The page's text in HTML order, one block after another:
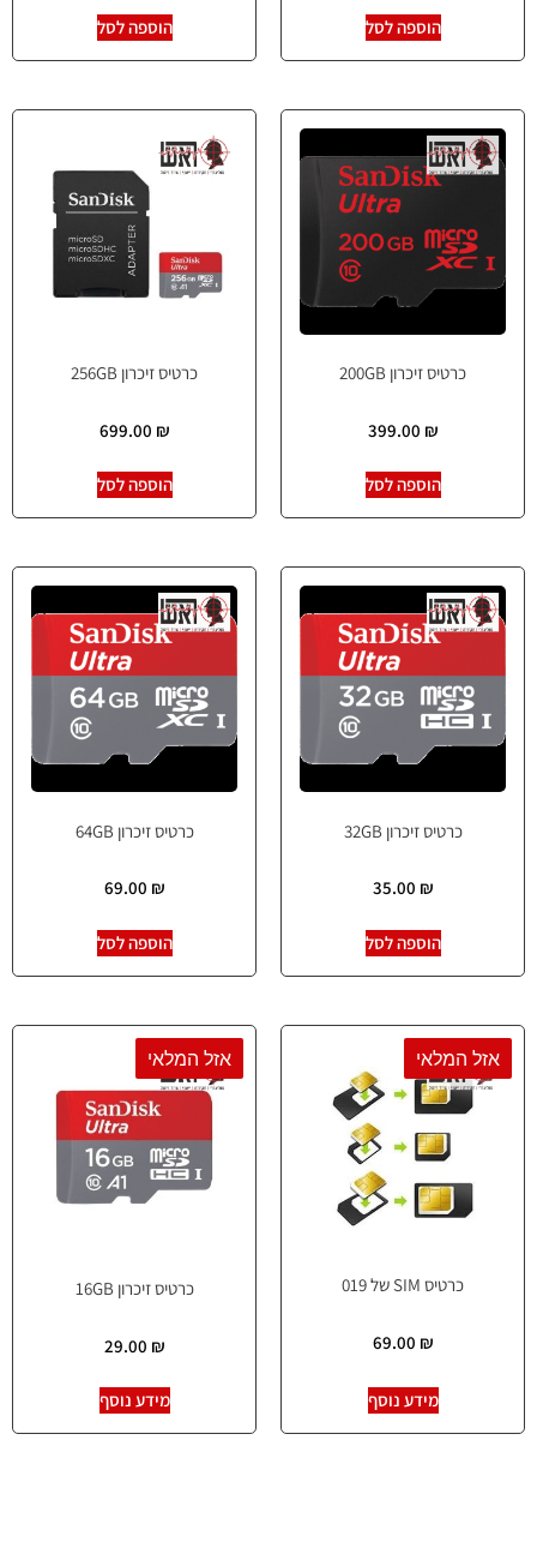
הוספה לסל הוספה לסל
כרטיס זיכרון 200GB
399.00 ₪
הוספה לסל
כרטיס זיכרון 256GB
699.00 ₪
הוספה לסל
כרטיס זיכרון 32GB
35.00 ₪
הוספה לסל
כרטיס זיכרון 64GB
69.00 ₪
הוספה לסל
אזל המלאי
כרטיס SIM של 019
69.00 ₪
מידע נוסף
אזל המלאי
כרטיס זיכרון 16GB
29.00 ₪
מידע נוסף